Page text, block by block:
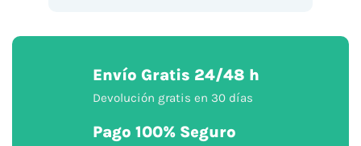
Envío Gratis 24/48 h
Devolución gratis en 30 días
Pago 100% Seguro